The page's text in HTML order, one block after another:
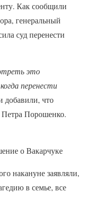
Как сообщили
генеральный
суд перенести
это
перенести
добавили, что
Петра Порошенко.
о Вакарчуке
накануне заявляли,
в семье, все